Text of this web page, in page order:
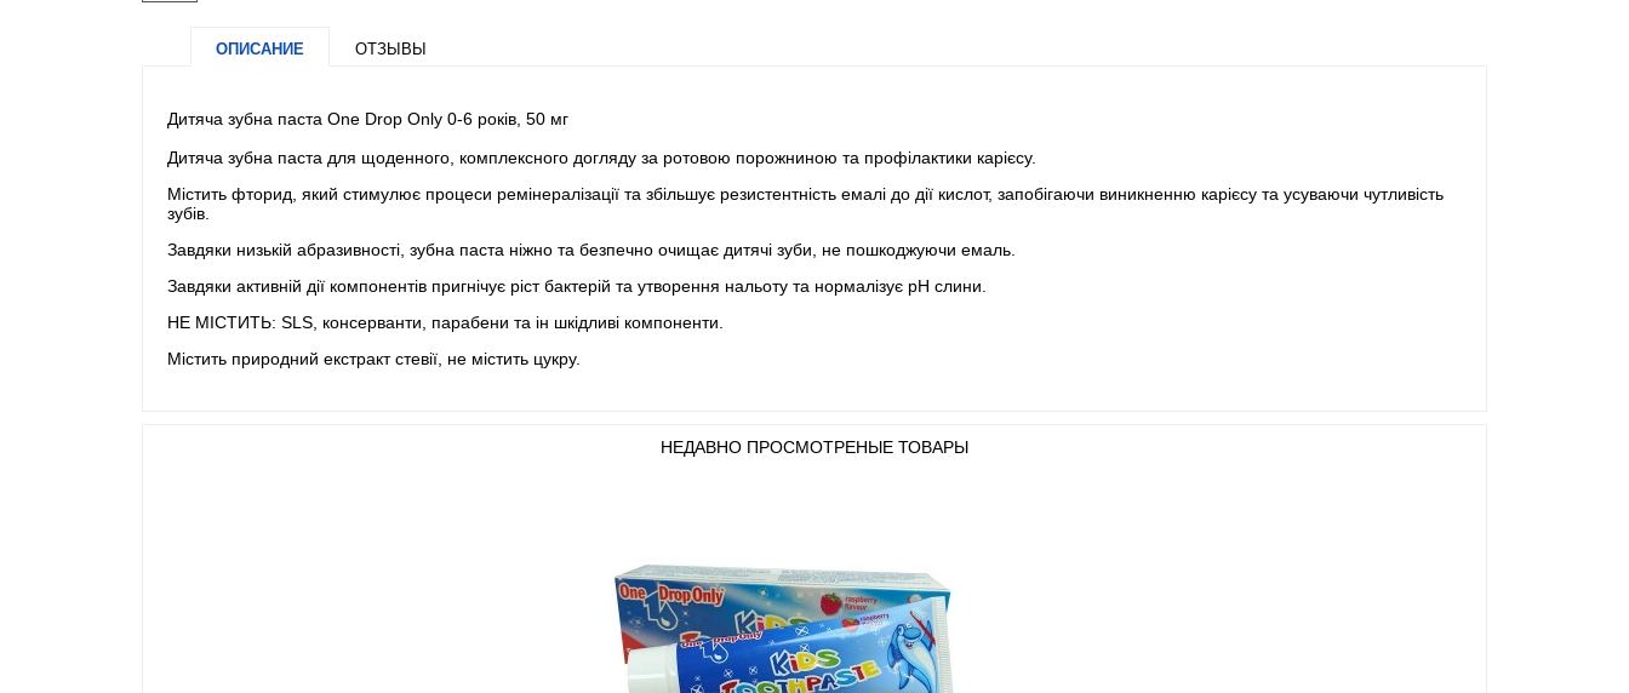
ОПИСАНИЕ ОТЗЫВЫ
Дитяча зубна паста One Drop Only 0-6 років, 50 мг
Дитяча зубна паста для щоденного, комплексного догляду за ротовою порожниною та профілактики карієсу.
Містить фторид, який стимулює процеси ремінералізації та збільшує резистентність емалі до дії кислот, запобігаючи виникненню карієсу та усуваючи чутливість
зубів.
Завдяки низькій абразивності, зубна паста ніжно та безпечно очищає дитячі зуби, не пошкоджуючи емаль.
Завдяки активній дії компонентів пригнічує ріст бактерій та утворення нальоту та нормалізує рН слини.
НЕ МІСТИТЬ: SLS, консерванти, парабени та ін шкідливі компоненти.
Містить природний екстракт стевії, не містить цукру.
НЕДАВНО ПРОСМОТРЕНЫЕ ТОВАРЫ